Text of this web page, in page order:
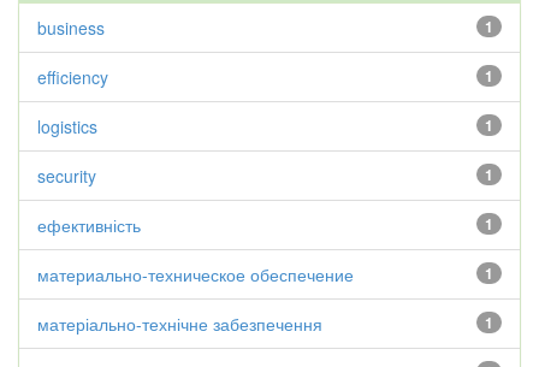
1
business
1
efficiency
1
logistics
1
security
1
ефективність
1
материально-техническое обеспечение
1
матеріально-технічне забезпечення